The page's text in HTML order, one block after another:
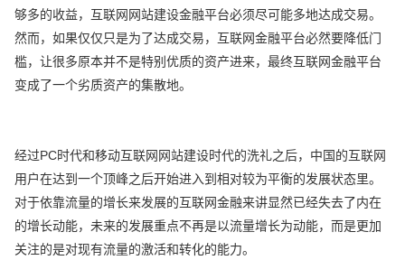
够多的收益，互联网网站建设金融平台必须尽可能多地达成交易。
然而，如果仅仅只是为了达成交易，互联网金融平台必然要降低门
槛，让很多原本并不是特别优质的资产进来，最终互联网金融平台
变成了一个劣质资产的集散地。
经过PC时代和移动互联网网站建设时代的洗礼之后，中国的互联网
用户在达到一个顶峰之后开始进入到相对较为平衡的发展状态里。
对于依靠流量的增长来发展的互联网金融来讲显然已经失去了内在
的增长动能，未来的发展重点不再是以流量增长为动能，而是更加
关注的是对现有流量的激活和转化的能力。